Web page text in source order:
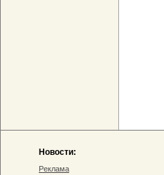
Новости:
Реклама